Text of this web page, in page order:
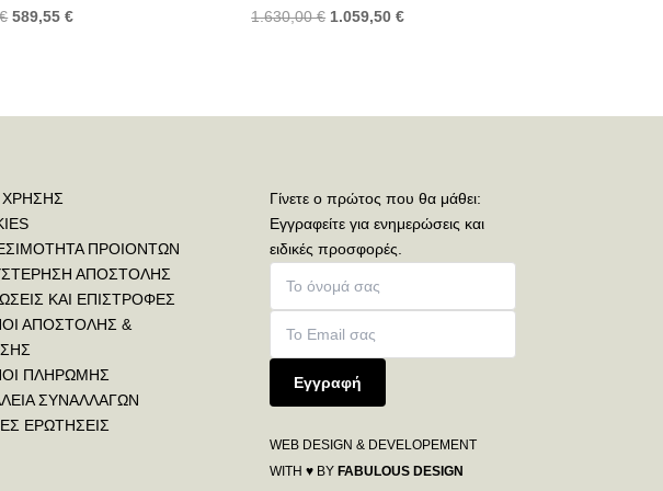
€ 589,55€ 1.630,00€ 1.059,50€
ΧΡΗΣΗΣ
ΠΡΟΙΟΝΤΩΝ
ΑΠΟΣΤΟΛΗΣ
ΚΑΙ ΕΠΙΣΤΡΟΦΕΣ
ΑΠΟΣΤΟΛΗΣ &
ΠΛΗΡΩΜΗΣ
ΣΥΝΑΛΛΑΓΩΝ
ΕΡΩΤΗΣΕΙΣ
Γίνετε ο πρώτος που θα μάθει:
Εγγραφείτε για ενημερώσεις και
ειδικές προσφορές.
Εγγραφή
WEB DESIGN & DEVELOPEMENT
WITH ♥ BY FABULOUS DESIGN